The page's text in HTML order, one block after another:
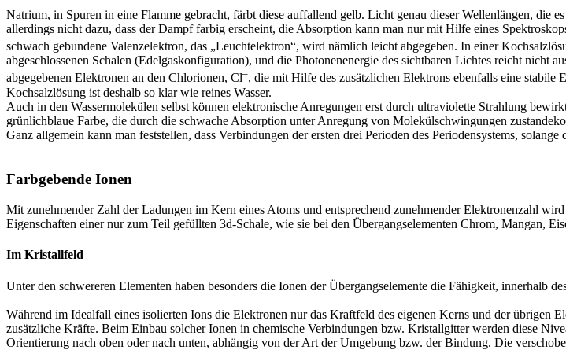
Natrium, in Spuren in eine Flamme gebracht, färbt diese auffallend gelb. Licht genau dieser Wellenlängen, die
allerdings nicht dazu, dass der Dampf farbig erscheint, die Absorption kann man nur mit Hilfe eines
schwach gebundene Valenzelektron, das „Leuchtelektron“, wird nämlich leicht abgegeben. In einer
abgeschlossenen Schalen (Edelgaskonfiguration), und die Photonenenergie des sichtbaren Lichtes reicht
abgegebenen Elektronen an den Chlorionen, Cl–, die mit Hilfe des zusätzlichen Elektrons ebenfalls eine stabile
Kochsalzlösung ist deshalb so klar wie reines Wasser.
Auch in den Wassermolekülen selbst können elektronische Anregungen erst durch ultraviolette Strahlung
grünlichblaue Farbe, die durch die schwache Absorption unter Anregung von Molekülschwingungen
Ganz allgemein kann man feststellen, dass Verbindungen der ersten drei Perioden des Periodensystems,
Farbgebende Ionen
Mit zunehmender Zahl der Ladungen im Kern eines Atoms und entsprechend zunehmender Elektronenzahl
Eigenschaften einer nur zum Teil gefüllten 3d-Schale, wie sie bei den Übergangselementen Chrom, Mangan,
Im Kristallfeld
Unter den schwereren Elementen haben besonders die Ionen der Übergangselemente die Fähigkeit, innerhalb
Während im Idealfall eines isolierten Ions die Elektronen nur das Kraftfeld des eigenen Kerns und der übrigen
zusätzliche Kräfte. Beim Einbau solcher Ionen in chemische Verbindungen bzw. Kristallgitter werden diese
Orientierung nach oben oder nach unten, abhängig von der Art der Umgebung bzw. der Bindung. Die